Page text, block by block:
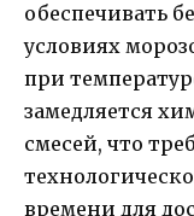
обеспечивать
условиях
при
замедляется
смесей, что
времени для